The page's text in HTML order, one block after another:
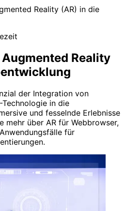
Reality (AR) in die
Reality
der Integration von
in die
und fesselnde Erlebnisse
mehr über AR für Webbrowser,
für